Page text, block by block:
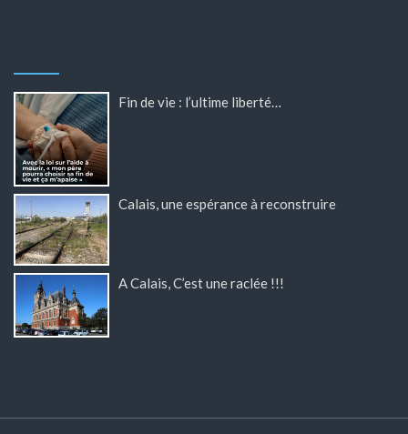
Fin de vie : l’ultime liberté…
Calais, une espérance à reconstruire
A Calais, C’est une raclée !!!